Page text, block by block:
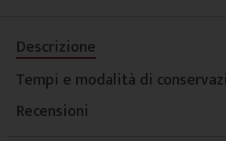
Descrizione
Tempi e modalità di
Recensioni